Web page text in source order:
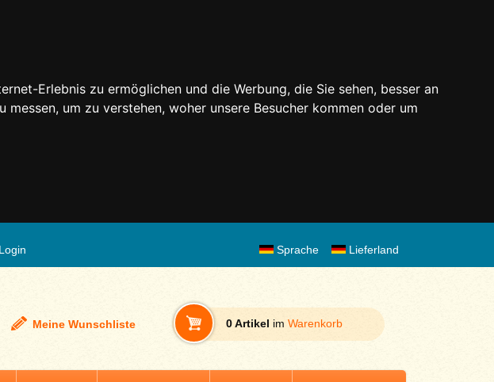
Erlebnis zu ermöglichen und die Werbung, die Sie sehen, besser an
um zu verstehen, woher unsere Besucher kommen oder um
Login Lieferland
Sprache
Meine Wunschliste 0 Artikel im Warenkorb